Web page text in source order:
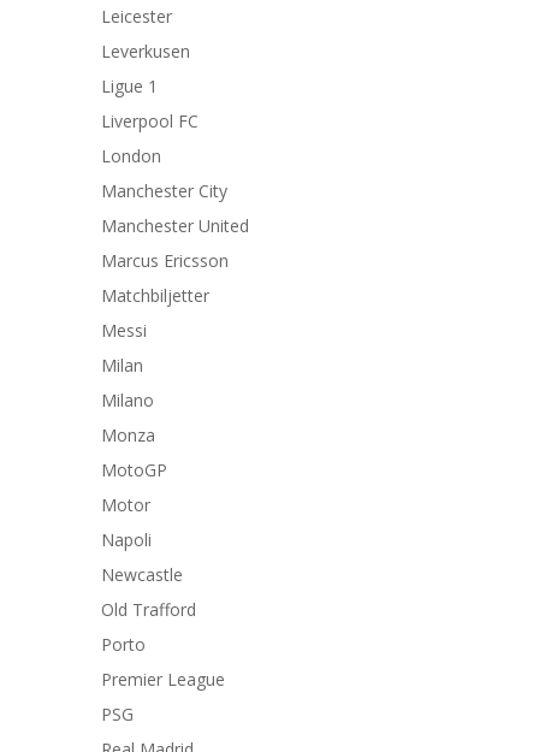
Leicester
Leverkusen
Ligue 1
Liverpool FC
London
Manchester City
Manchester United
Marcus Ericsson
Matchbiljetter
Messi
Milan
Milano
Monza
MotoGP
Motor
Napoli
Newcastle
Old Trafford
Porto
Premier League
PSG